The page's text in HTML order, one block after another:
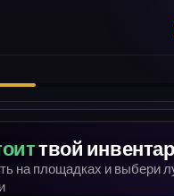
твой
на площадках и выбери